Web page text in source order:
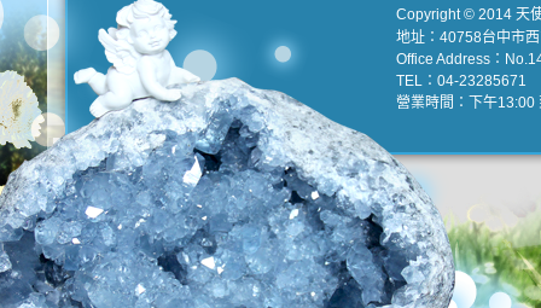
Copyright © 2014 天
地址：40758台中市
Office Address：
TEL：04-23285671
營業時間：下午13:00